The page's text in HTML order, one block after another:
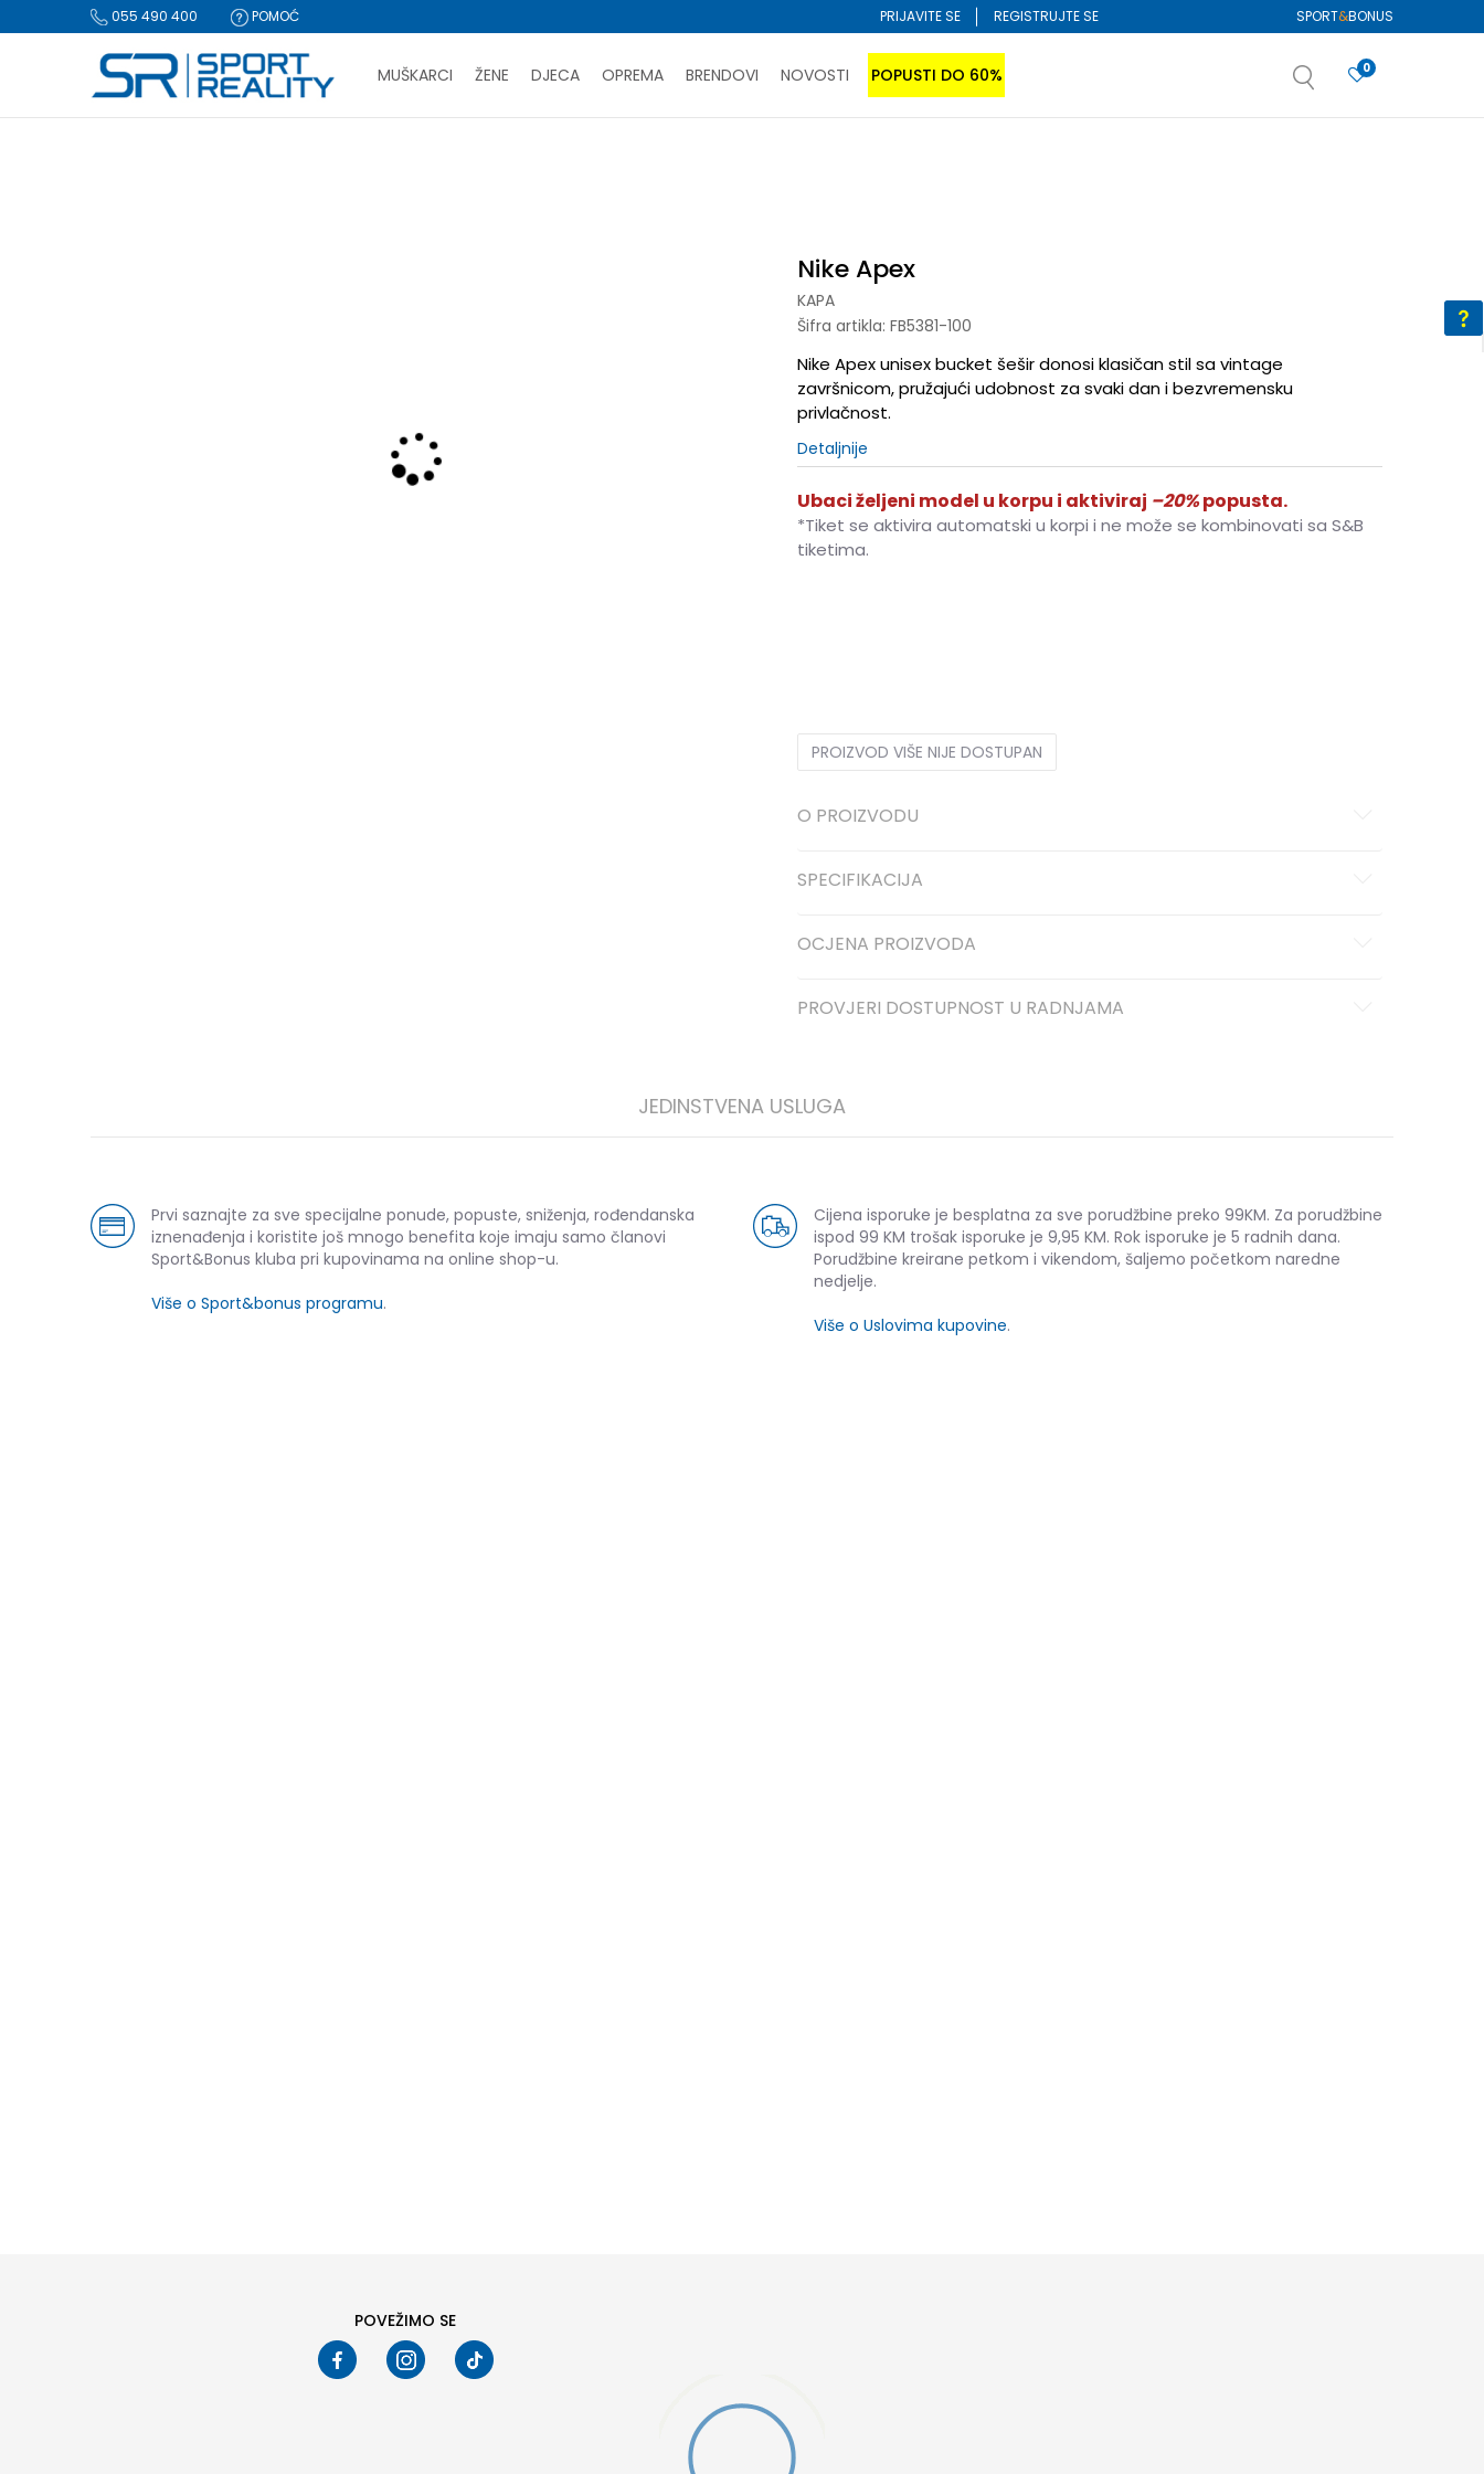
055 490 400 POMOĆ SPORT&BONUS
PRIJAVITE SE REGISTRUJTE SE
MUŠKARCI ŽENE DJECA OPREMA BRENDOVI NOVOSTI POPUSTI DO 60% 0
Nike Apex
KAPA
Šifra artikla: FB5381-100
Nike Apex unisex bucket šešir donosi klasičan stil sa vintage
završnicom, pružajući udobnost za svaki dan i bezvremensku
privlačnost.
Detaljnije
Ubaci željeni model u korpu i aktiviraj –20%popusta.
*Tiket se aktivira automatski u korpi i ne može se kombinovati sa S&B
tiketima.
PROIZVOD VIŠE NIJE DOSTUPAN
O PROIZVODU
SPECIFIKACIJA
OCJENA PROIZVODA
PROVJERI DOSTUPNOST U RADNJAMA
JEDINSTVENA USLUGA
Prvi saznajte za sve specijalne ponude, popuste, sniženja, rođendanska
iznenađenja i koristite još mnogo benefita koje imaju samo članovi
Sport&Bonus kluba pri kupovinama na online shop-u.
Više o Sport&bonus programu.
Cijena isporuke je besplatna za sve porudžbine preko 99KM. Za porudžbine
ispod 99 KM trošak isporuke je 9,95 KM. Rok isporuke je 5 radnih dana.
Porudžbine kreirane petkom i vikendom, šaljemo početkom naredne
nedjelje.
Više o Uslovima kupovine.
POVEŽIMO SE